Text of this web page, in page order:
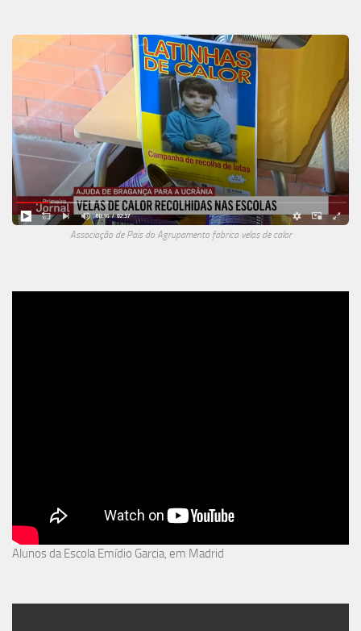
Associação de Pais do Agrupamento fabrica velas de calor
Alunos da Escola Emídio Garcia, em Madrid